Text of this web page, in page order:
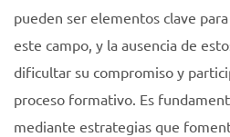
pueden ser elementos clave
este campo, y la ausencia de
dificultar su compromiso y
proceso formativo. Es
mediante estrategias que